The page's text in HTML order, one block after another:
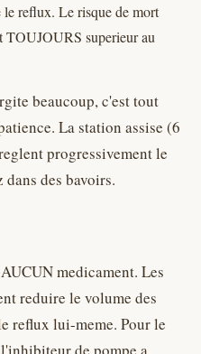
le reflux. Le risque de mort
TOUJOURS superieur au
beaucoup, c'est tout
La station assise (6
progressivement le
des bavoirs.
medicament. Les
reduire le volume des
reflux lui-meme. Pour le